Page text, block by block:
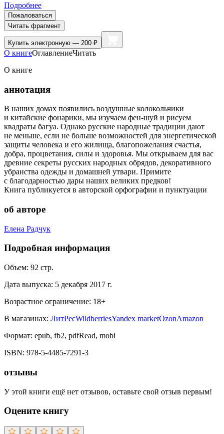
Подробнее
Пожаловаться
Читать фрагмент
Купить электронную — 200 ₽
О книгеОглавлениеЧитать
О книге
аннотация
В наших домах появились воздушные колокольчики
и китайские фонарики, мы изучаем фен-шуй и рисуем
квадраты багуа. Однако русские народные традиции дают
не меньше, если не больше возможностей для энергетической
защиты человека и его жилища, благопожелания счастья,
добра, процветания, силы и здоровья. Мы открываем для вас
древние секреты русских народных обрядов, декоративного
убранства одежды и домашней утвари. Примите
с благодарностью дары наших великих предков!
Книга публикуется в авторской орфографии и пунктуации
об авторе
Елена Радчук
Подробная информация
Объем: 92 стр.
Дата выпуска: 5 декабря 2017 г.
Возрастное ограничение: 18+
В магазинах: ЛитРесWildberriesYandex marketOzonAmazon
Формат: epub, fb2, pdfRead, mobi
ISBN: 978-5-4485-7291-3
отзывы
У этой книги ещё нет отзывов, оставьте свой отзыв первым!
Оцените книгу